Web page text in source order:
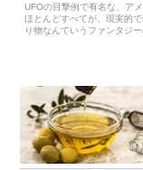
UFOの目撃例で有名な、ア
ほとんどすべてが、現実的
り物なんていうファンタジ